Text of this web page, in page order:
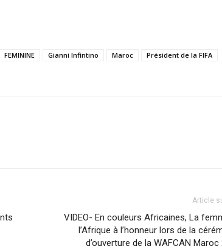
FEMININE Gianni Infintino Maroc
Président de la FIFA
Article
VIDEO- En couleurs Africaines, La
l’Afrique à l’honneur lors de la
d’ouverture de la WAFCAN Maroc